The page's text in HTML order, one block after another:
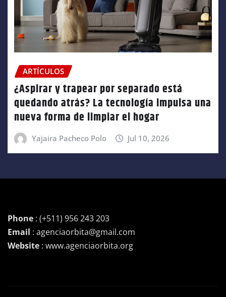
ARTÍCULOS
¿Aspirar y trapear por separado está
quedando atrás? La tecnología impulsa una
nueva forma de limpiar el hogar
Yajaira Pacheco Polo Jul 10, 2026
Phone : (+511) 956 243 203
Email : agenciaorbita@gmail.com
Website : www.agenciaorbita.org